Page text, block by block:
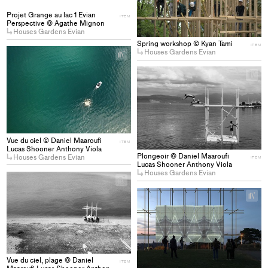
Projet Grange au lac 1 Evian
Perspective © Agathe Mignon
Houses Gardens Evian
ITEM
Spring workshop © Kyan Tami
Houses Gardens Evian
ITEM
Vue du ciel © Daniel Maaroufi
Lucas Shooner Anthony Viola
Houses Gardens Evian
ITEM
+
Add
project
collections
Plongeoir © Daniel Maaroufi
Lucas Shooner Anthony Viola
Houses Gardens Evian
ITEM
+
Add
to
Vue du ciel, plage © Daniel ITEM
Add
to
collections
+
Add